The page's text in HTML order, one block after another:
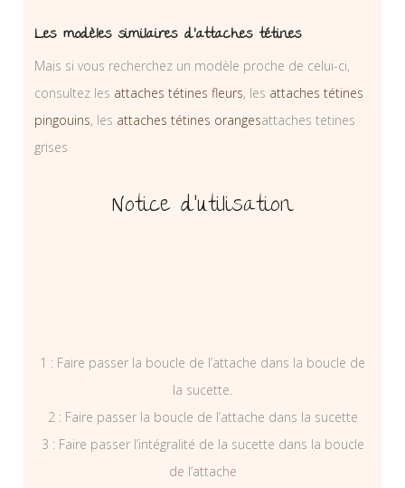
Les modèles similaires d’attaches tétines
Mais si vous recherchez un modèle proche de celui-ci,
consultez les attaches tétines fleurs, les attaches tétines
pingouins, les attaches tétines orangesattaches tetines
grises
Notice d’utilisation
1 : Faire passer la boucle de l’attache dans la boucle de
la sucette.
2 : Faire passer la boucle de l’attache dans la sucette
3 : Faire passer l’intégralité de la sucette dans la boucle
de l’attache